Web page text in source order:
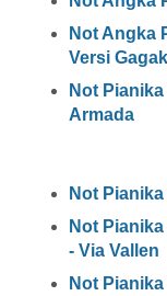
Not Angka
Versi Gagak
Not
Armada
Not
Not
- Via Vallen
Not